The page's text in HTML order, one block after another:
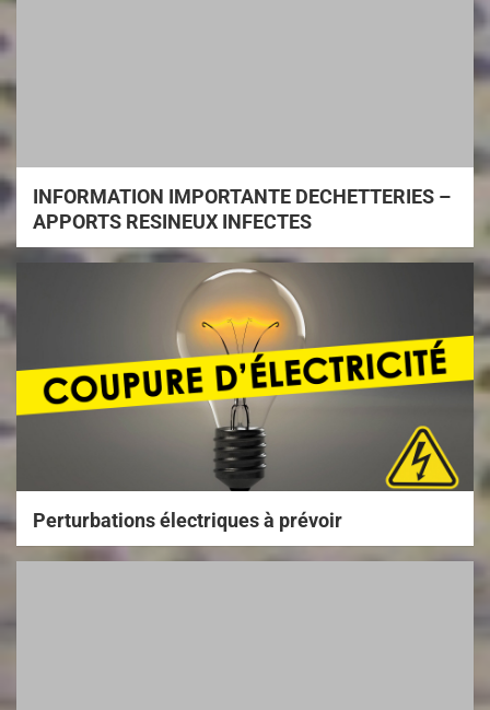
INFORMATION IMPORTANTE DECHETTERIES –
APPORTS RESINEUX INFECTES
Perturbations électriques à prévoir